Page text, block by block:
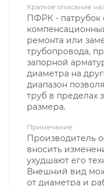
Краткое описание
ПФРК - патрубок
ремонта или
трубопровода,
запорной
диаметра на
диапазон
труб в пределах
размера.
Примечание
Производитель
вносить
ухудшают его
Внешний вид
от диаметра и